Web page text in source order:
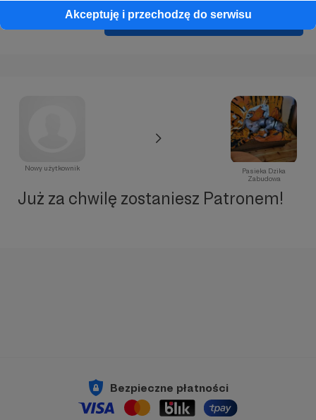
Akceptuję i przechodzę do serwisu
Cofnij Zarejestruj się i przejdź dalej
Nowy użytkownik
Pasieka Dzika
Zabudowa
Już za chwilę zostaniesz Patronem!
Bezpieczne płatności